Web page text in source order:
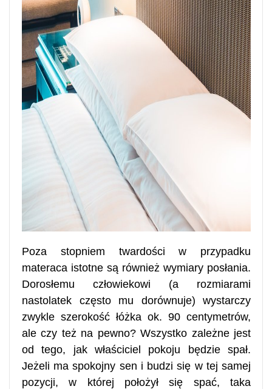
Poza stopniem twardości w przypadku
materaca istotne są również wymiary posłania.
Dorosłemu człowiekowi (a rozmiarami
nastolatek często mu dorównuje) wystarczy
zwykle szerokość łóżka ok. 90 centymetrów,
ale czy też na pewno? Wszystko zależne jest
od tego, jak właściciel pokoju będzie spał.
Jeżeli ma spokojny sen i budzi się w tej samej
pozycji, w której położył się spać, taka